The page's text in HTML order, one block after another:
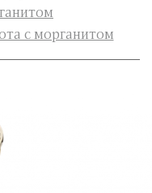
с морганитом